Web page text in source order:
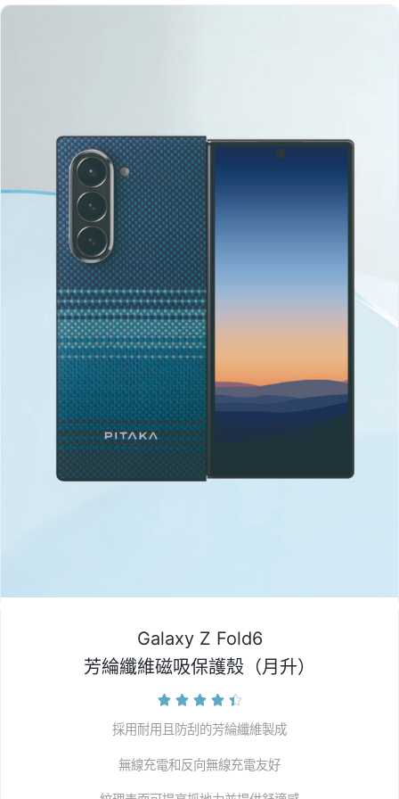
Galaxy Z Fold6
芳綸纖維磁吸保護殼（月升）
    
採用耐用且防刮的芳綸纖維製成
無線充電和反向無線充電友好